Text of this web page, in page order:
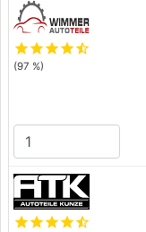
starstarstarstarstar_half
(97 %)
starstarstarstarstar_half